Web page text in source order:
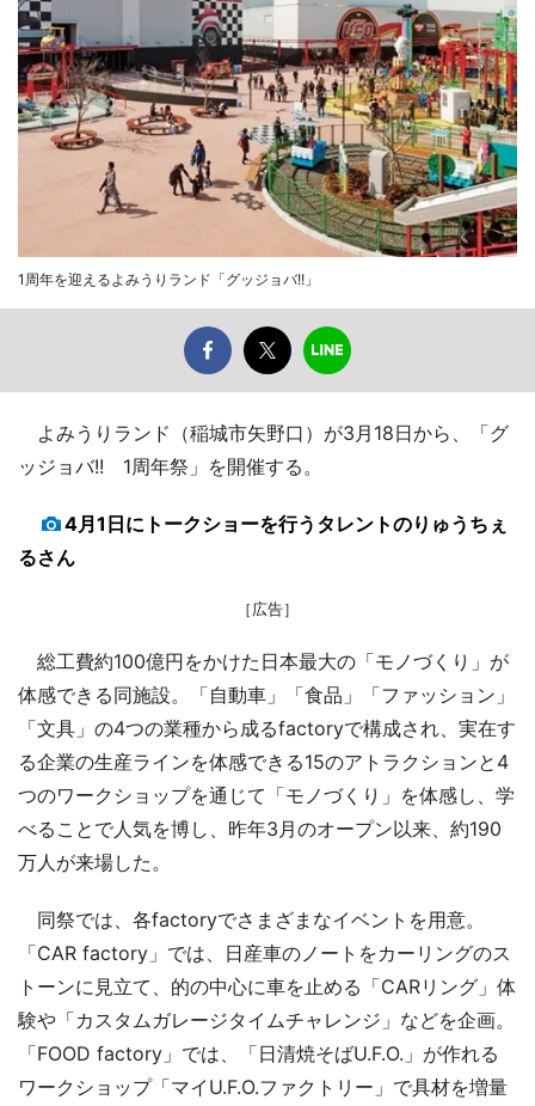
1周年を迎えるよみうりランド「グッジョバ!!」
よみうりランド（稲城市矢野口）が3月18日から、「グ
ッジョバ!! 1周年祭」を開催する。
4月1日にトークショーを行うタレントのりゅうちぇ
るさん
［広告］
総工費約100億円をかけた日本最大の「モノづくり」が
体感できる同施設。「自動車」「食品」「ファッション」
「文具」の4つの業種から成るfactoryで構成され、実在す
る企業の生産ラインを体感できる15のアトラクションと4
つのワークショップを通じて「モノづくり」を体感し、学
べることで人気を博し、昨年3月のオープン以来、約190
万人が来場した。
同祭では、各factoryでさまざまなイベントを用意。
「CAR factory」では、日産車のノートをカーリングのス
トーンに見立て、的の中心に車を止める「CARリング」体
験や「カスタムガレージタイムチャレンジ」などを企画。
「FOOD factory」では、「日清焼そばU.F.O.」が作れる
ワークショップ「マイU.F.O.ファクトリー」で具材を増量